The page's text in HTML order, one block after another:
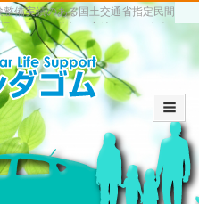
備実績のある国土交通省指定民間
・販売は信頼と実績のヨシダゴム